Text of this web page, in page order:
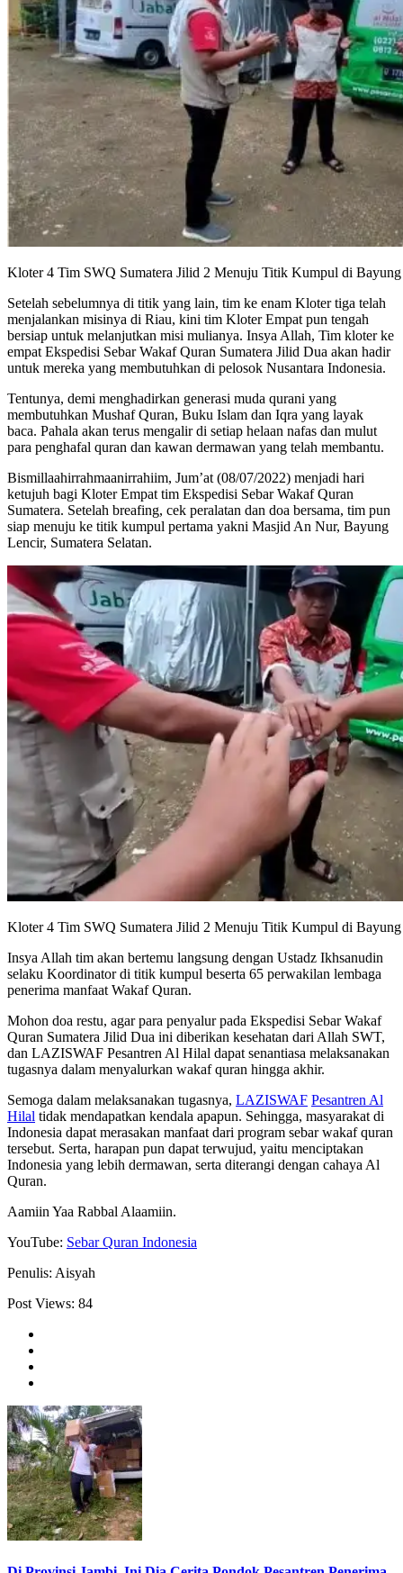
Kloter 4 Tim SWQ Sumatera Jilid 2 Menuju Titik Kumpul di
Setelah sebelumnya di titik yang lain, tim ke enam Kloter tiga telah
menjalankan misinya di Riau, kini tim Kloter Empat pun tengah
bersiap untuk melanjutkan misi mulianya. Insya Allah, Tim kloter ke
empat Ekspedisi Sebar Wakaf Quran Sumatera Jilid Dua akan hadir
untuk mereka yang membutuhkan di pelosok Nusantara Indonesia.
Tentunya, demi menghadirkan generasi muda qurani yang
membutuhkan Mushaf Quran, Buku Islam dan Iqra yang layak
baca. Pahala akan terus mengalir di setiap helaan nafas dan mulut
para penghafal quran dan kawan dermawan yang telah membantu.
Bismillaahirrahmaanirrahiim, Jum’at (08/07/2022) menjadi hari
ketujuh bagi Kloter Empat tim Ekspedisi Sebar Wakaf Quran
Sumatera. Setelah breafing, cek peralatan dan doa bersama, tim pun
siap menuju ke titik kumpul pertama yakni Masjid An Nur, Bayung
Lencir, Sumatera Selatan.
Kloter 4 Tim SWQ Sumatera Jilid 2 Menuju Titik Kumpul di
Insya Allah tim akan bertemu langsung dengan Ustadz Ikhsanudin
selaku Koordinator di titik kumpul beserta 65 perwakilan lembaga
penerima manfaat Wakaf Quran.
Mohon doa restu, agar para penyalur pada Ekspedisi Sebar Wakaf
Quran Sumatera Jilid Dua ini diberikan kesehatan dari Allah SWT,
dan LAZISWAF Pesantren Al Hilal dapat senantiasa melaksanakan
tugasnya dalam menyalurkan wakaf quran hingga akhir.
Semoga dalam melaksanakan tugasnya, LAZISWAF Pesantren Al
Hilal tidak mendapatkan kendala apapun. Sehingga, masyarakat di
Indonesia dapat merasakan manfaat dari program sebar wakaf quran
tersebut. Serta, harapan pun dapat terwujud, yaitu menciptakan
Indonesia yang lebih dermawan, serta diterangi dengan cahaya Al
Quran.
Aamiin Yaa Rabbal Alaamiin.
YouTube: Sebar Quran Indonesia
Penulis: Aisyah
Post Views: 84